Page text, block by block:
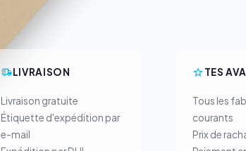
LIVRAISON
Livraison gratuite
Étiquette d'expédition par
e-mail
TES
Tous les
courants
Prix de